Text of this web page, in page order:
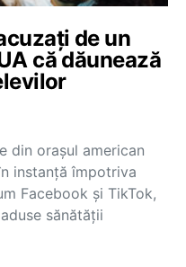
de un
că dăunează
din oraşul american
instanţă împotriva
Facebook şi TikTok,
sănătăţii